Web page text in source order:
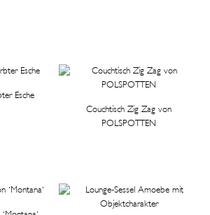
Esche
Couchtisch Zig Zag von
POLSPOTTEN